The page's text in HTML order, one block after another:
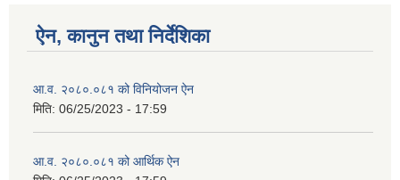
ऐन, कानुन तथा निर्देशिका
आ.व. २०८०.०८१ को विनियोजन ऐन
मिति: 06/25/2023 - 17:59
आ.व. २०८०.०८१ को आर्थिक ऐन